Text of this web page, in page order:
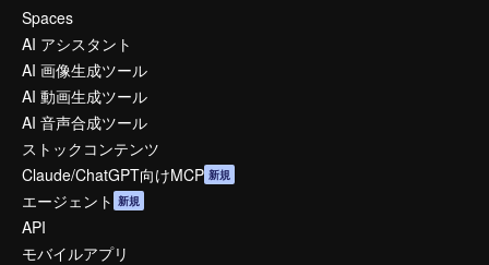
Spaces
AI アシスタント
AI 画像生成ツール
AI 動画生成ツール
AI 音声合成ツール
ストックコンテンツ
Claude/ChatGPT向けMCP 新規
エージェント 新規
API
モバイルアプリ